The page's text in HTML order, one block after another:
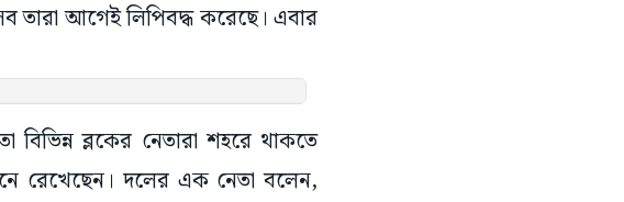
তারা আগেই লিপিবদ্ধ করেছে। এবার
বিভিন্ন ব্লকের নেতারা শহরে থাকতে
রেখেছেন। দলের এক নেতা বলেন,